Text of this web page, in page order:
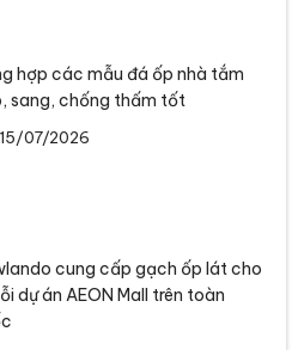
hợp các mẫu đá ốp nhà tắm
sang, chống thấm tốt
15/07/2026
cung cấp gạch ốp lát cho
dự án AEON Mall trên toàn